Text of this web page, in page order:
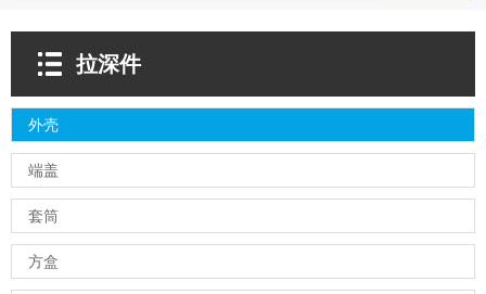
拉深件
外壳
端盖
套筒
方盒